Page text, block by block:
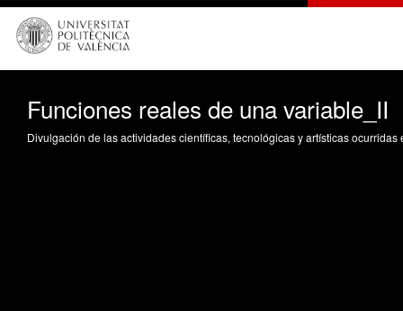
Funciones reales de una variable_II
Divulgación de las actividades científicas, tecnológicas y artísticas ocurridas